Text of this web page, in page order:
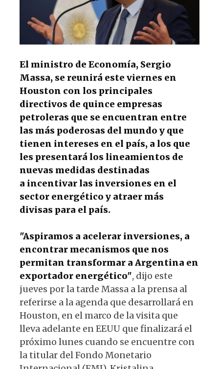
El ministro de Economía, Sergio
Massa, se reunirá este viernes en
Houston con los principales
directivos de quince empresas
petroleras que se encuentran entre
las más poderosas del mundo y que
tienen intereses en el país, a los que
les presentará los lineamientos de
nuevas medidas destinadas
a incentivar las inversiones en el
sector energético y atraer más
divisas para el país.
"Aspiramos a acelerar inversiones, a
encontrar mecanismos que nos
permitan transformar a Argentina en
exportador energético", dijo este
jueves por la tarde Massa a la prensa al
referirse a la agenda que desarrollará en
Houston, en el marco de la visita que
lleva adelante en EEUU que finalizará el
próximo lunes cuando se encuentre con
la titular del Fondo Monetario